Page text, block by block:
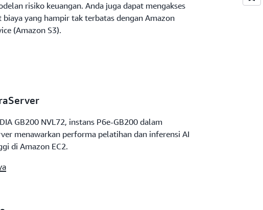
risiko keuangan. Anda juga dapat mengakses
biaya yang hampir tak terbatas dengan Amazon
(Amazon S3).
GB200 NVL72, instans P6e-GB200 dalam
menawarkan performa pelatihan dan inferensi AI
di Amazon EC2.